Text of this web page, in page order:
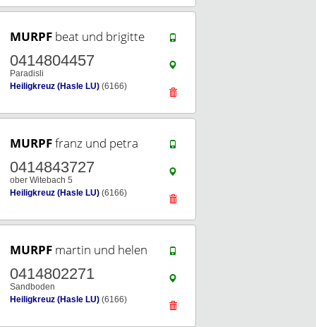
MURPF beat und brigitte
0414804457
Paradisli
Heiligkreuz (Hasle LU) (6166)
MURPFfranz und petra
0414843727
ober Witebach 5
Heiligkreuz (Hasle LU) (6166)
MURPF martin und helen
0414802271
Sandboden
Heiligkreuz (Hasle LU) (6166)